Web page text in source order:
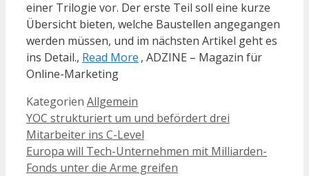
einer Trilogie vor. Der erste Teil soll eine kurze
Übersicht bieten, welche Baustellen angegangen
werden müssen, und im nächsten Artikel geht es
ins Detail., Read More , ADZINE – Magazin für
Online-Marketing
Kategorien Allgemein
YOC strukturiert um und befördert drei
Mitarbeiter ins C-Level
Europa will Tech-Unternehmen mit Milliarden-
Fonds unter die Arme greifen